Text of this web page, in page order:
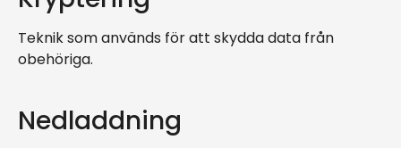
Teknik som används för att skydda data från
obehöriga.
Nedladdning